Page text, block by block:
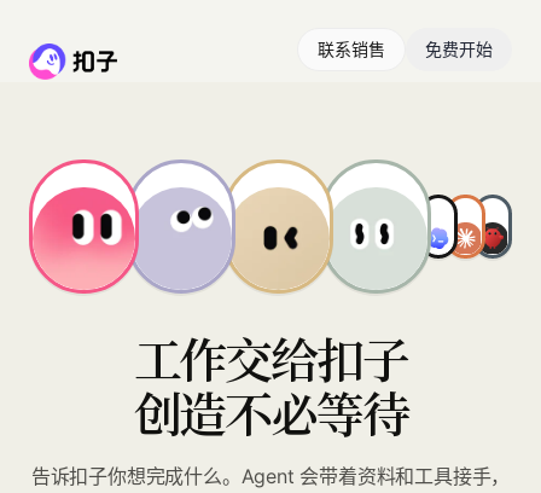
联系销售 免费开始
工作交给扣子
创造不必等待
告诉扣子你想完成什么。Agent 会带着资料和工具接手，